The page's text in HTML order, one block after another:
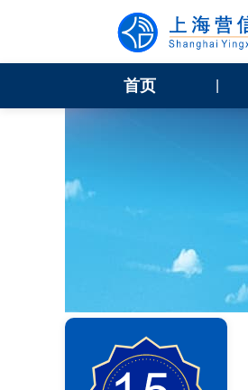
首页